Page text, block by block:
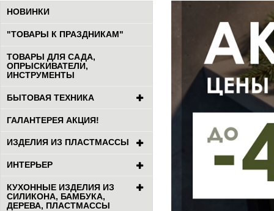
НОВИНКИ
"ТОВАРЫ К ПРАЗДНИКАМ"
ТОВАРЫ ДЛЯ САДА,
ОПРЫСКИВАТЕЛИ,
ИНСТРУМЕНТЫ
БЫТОВАЯ ТЕХНИКА
ГАЛАНТЕРЕЯ АКЦИЯ!
ИЗДЕЛИЯ ИЗ ПЛАСТМАССЫ
ИНТЕРЬЕР
КУХОННЫЕ ИЗДЕЛИЯ ИЗ
СИЛИКОНА, БАМБУКА,
ДЕРЕВА, ПЛАСТМАССЫ